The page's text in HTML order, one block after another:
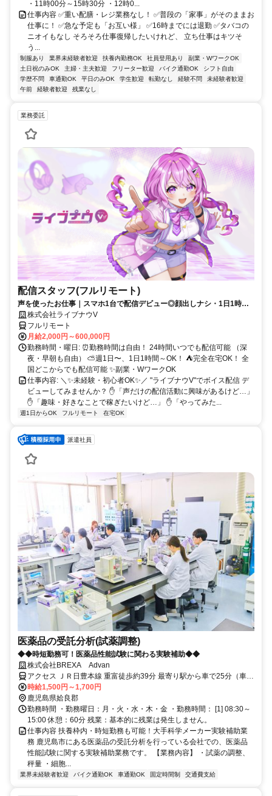
・11時00分～15時30分 ・12時0...
仕事内容 ✅重い配膳・レジ業務なし！ ✅普段の「家事」がそのままお
仕事に！ ✅急な予定も「お互い様」 ✅16時までには退勤 ✅タバコの
ニオイもなし そろそろ仕事復帰したいけれど、 立ち仕事はキツそ
う...
制服あり 業界未経験者歓迎 扶養内勤務OK 社員登用あり
副業・WワークOK
土日祝のみOK
主婦・主夫歓迎 フリーター歓迎 バイク通勤OK
シフト自由
学歴不問
車通勤OK 平日のみOK 学生歓迎 転勤なし 経験不問
未経験者歓迎
午前
経験者歓迎 残業なし
業務委託
配信スタッフ(フルリモート)
声を使ったお仕事｜スマホ1台で配信デビュー◎顔出しナシ・1日1時間
～OK♪
株式会社ライブナウV
フルリモート
月給2,000円～600,000円
勤務時間・曜日: ⏰勤務時間は自由！ 24時間いつでも配信可能 （深
夜・早朝も自由） ⛅週1日〜、1日1時間～OK！ ⛺完全在宅OK！ 全
国どこからでも配信可能 ✨副業・WワークOK
仕事内容: ＼✨未経験・初心者OK✨／ "ライブナウV"でボイス配信 デ
ビューしてみませんか？ ✋「声だけの配信活動に興味があるけど…」
✋「趣味・好きなことで稼ぎたいけど…」 ✋「やってみた...
週1日からOK フルリモート 在宅OK
派遣社員
医薬品の受託分析(試薬調整)
◆◆時短勤務可！医薬品性能試験に関わる実験補助◆◆
株式会社BREXA Advan
アクセス ＪＲ日豊本線 重富徒歩約39分 最寄り駅から車で25分（車通
勤が便利です※無料駐車場有）
時給1,500円～1,700円
鹿児島県姶良郡
勤務時間 ・勤務曜日：月・火・水・木・金 ・勤務時間： [1] 08:30～
15:00 休憩：60分 残業：基本的に残業は発生しません。
仕事内容 扶養枠内・時短勤務も可能！大手科学メーカー実験補助業
務 鹿児島市にある医薬品の受託分析を行っている会社での、医薬品
性能試験に関する実験補助業務です。 【業務内容】 ・試薬の調整、
秤量 ・細胞...
業界未経験者歓迎 バイク通勤OK 車通勤OK 固定時間制 交通費支給